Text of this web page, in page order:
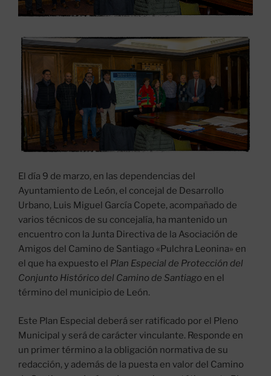
El día 9 de marzo, en las dependencias del
Ayuntamiento de León, el concejal de Desarrollo
Urbano, Luis Miguel García Copete, acompañado de
varios técnicos de su concejalía, ha mantenido un
encuentro con la Junta Directiva de la Asociación de
Amigos del Camino de Santiago «Pulchra Leonina» en
el que ha expuesto el Plan Especial de Protección del
Conjunto Histórico del Camino de Santiago en el
término del municipio de León.
Este Plan Especial deberá ser ratificado por el Pleno
Municipal y será de carácter vinculante. Responde en
un primer término a la obligación normativa de su
redacción, y además de la puesta en valor del Camino